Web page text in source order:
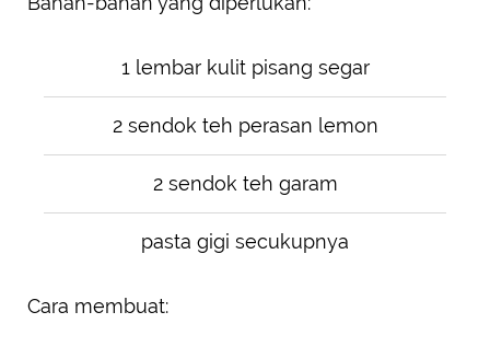
1 lembar kulit pisang segar
2 sendok teh perasan lemon
2 sendok teh garam
pasta gigi secukupnya
Cara membuat: